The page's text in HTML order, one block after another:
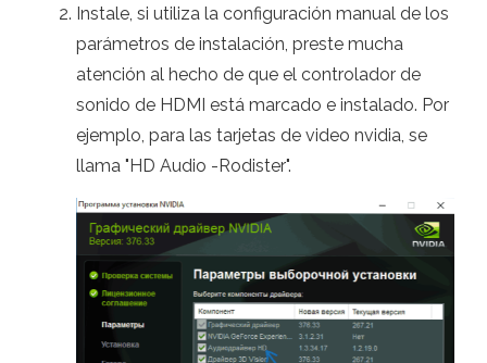
Instale, si utiliza la configuración manual de los
parámetros de instalación, preste mucha
atención al hecho de que el controlador de
sonido de HDMI está marcado e instalado. Por
ejemplo, para las tarjetas de video nvidia, se
llama "HD Audio -Rodister".